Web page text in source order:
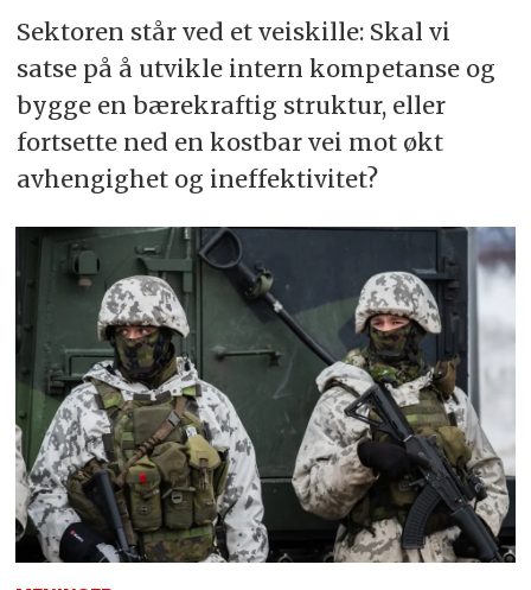
Sektoren står ved et veiskille: Skal vi
satse på å utvikle intern kompetanse og
bygge en bærekraftig struktur, eller
fortsette ned en kostbar vei mot økt
avhengighet og ineffektivitet?